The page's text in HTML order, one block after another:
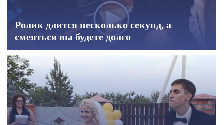
Ролик длится несколько секунд, а
смеяться вы будете долго